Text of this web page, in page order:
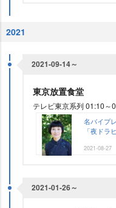
2021
2021-09-14～
東京放置食堂
テレビ東京系列 01:10～
名バイプ
「夜ドラ
2021-08-27
2021-01-26～